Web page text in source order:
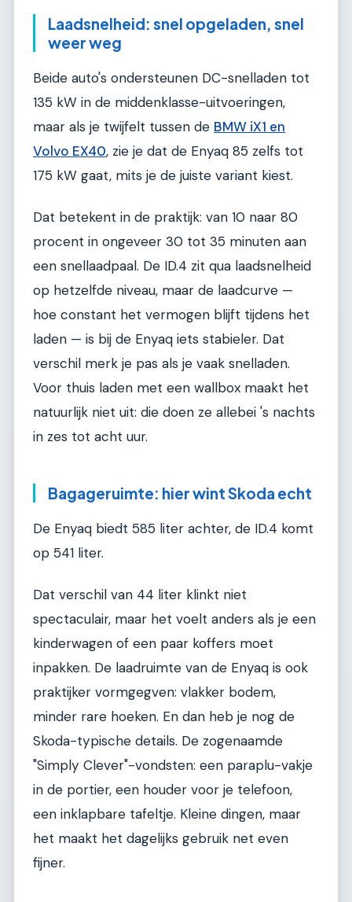
Laadsnelheid: snel opgeladen, snel
weer weg
Beide auto's ondersteunen DC-snelladen tot
135 kW in de middenklasse-uitvoeringen,
maar als je twijfelt tussen de BMW iX1 en
Volvo EX40, zie je dat de Enyaq 85 zelfs tot
175 kW gaat, mits je de juiste variant kiest.
Dat betekent in de praktijk: van 10 naar 80
procent in ongeveer 30 tot 35 minuten aan
een snellaadpaal. De ID.4 zit qua laadsnelheid
op hetzelfde niveau, maar de laadcurve —
hoe constant het vermogen blijft tijdens het
laden — is bij de Enyaq iets stabieler. Dat
verschil merk je pas als je vaak snelladen.
Voor thuis laden met een wallbox maakt het
natuurlijk niet uit: die doen ze allebei 's nachts
in zes tot acht uur.
Bagageruimte: hier wint Skoda echt
De Enyaq biedt 585 liter achter, de ID.4 komt
op 541 liter.
Dat verschil van 44 liter klinkt niet
spectaculair, maar het voelt anders als je een
kinderwagen of een paar koffers moet
inpakken. De laadruimte van de Enyaq is ook
praktijker vormgegven: vlakker bodem,
minder rare hoeken. En dan heb je nog de
Skoda-typische details. De zogenaamde
"Simply Clever"-vondsten: een paraplu-vakje
in de portier, een houder voor je telefoon,
een inklapbare tafeltje. Kleine dingen, maar
het maakt het dagelijks gebruik net even
fijner.